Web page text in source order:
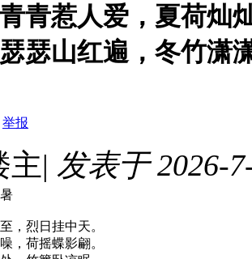
青惹人爱，夏荷灿
瑟山红遍，冬竹潇
举报
主| 发表于 2026-
，烈日挂中天。
，荷摇蝶影翩。